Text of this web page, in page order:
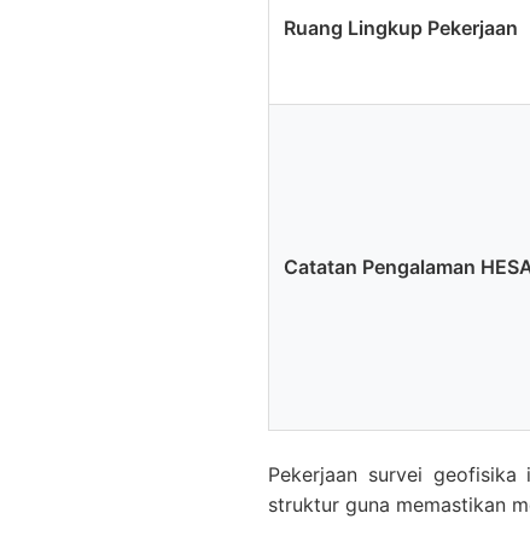
Ruang Lingkup Pekerjaan
Catatan Pengalaman
Pekerjaan survei
struktur guna memastikan